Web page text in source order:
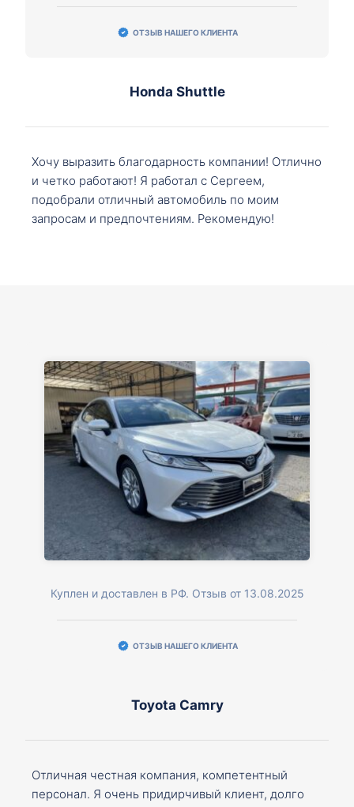
ОТЗЫВ НАШЕГО КЛИЕНТА
Honda Shuttle
Хочу выразить благодарность компании! Отлично
и четко работают! Я работал с Сергеем,
подобрали отличный автомобиль по моим
запросам и предпочтениям. Рекомендую!
Куплен и доставлен в РФ. Отзыв от 13.08.2025
ОТЗЫВ НАШЕГО КЛИЕНТА
Toyota Camry
Отличная честная компания, компетентный
персонал. Я очень придирчивый клиент, долго